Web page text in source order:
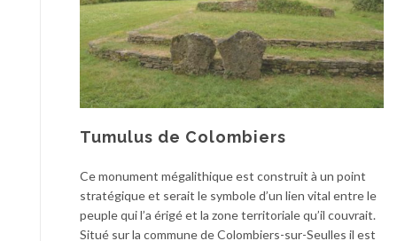
Tumulus de Colombiers
Ce monument mégalithique est construit à un point
stratégique et serait le symbole d’un lien vital entre le
peuple qui l’a érigé et la zone territoriale qu’il couvrait.
Situé sur la commune de Colombiers-sur-Seulles il est